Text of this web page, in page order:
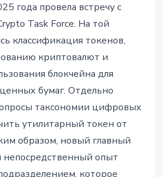
года провела встречу с
Task Force. На той
классификация токенов,
криптовалют и
блокчейна для
бумаг. Отдельно
таксономии цифровых
утилитарный токен от
образом, новый главный
опыт
которое